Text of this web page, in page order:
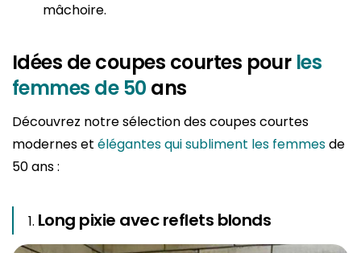
mâchoire.
Idées de coupes courtes pour les
femmes de 50 ans
Découvrez notre sélection des coupes courtes
modernes et élégantes qui subliment les femmesde
50 ans :
Long pixie avec reflets blonds